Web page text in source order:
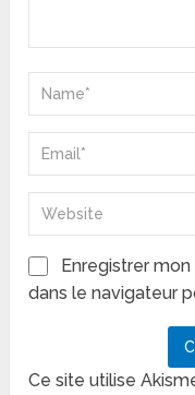
Enregistrer
dans le navigateur
Ce site utilise